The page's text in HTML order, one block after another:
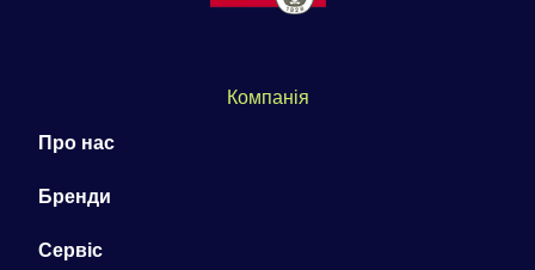
Компанія
Про нас
Бренди
Сервіс